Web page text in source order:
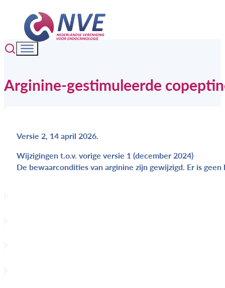
Arginine-gestimuleerde
Versie 2, 14 april 2026.
Wijzigingen t.o.v. vorige versie 1 (december 2024)
De bewaarcondities van arginine zijn gewijzigd. Er is